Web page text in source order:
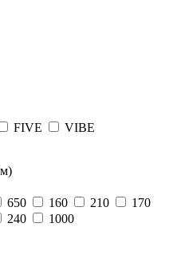
FIVE
VIBE
650 160 210
170
240
1000